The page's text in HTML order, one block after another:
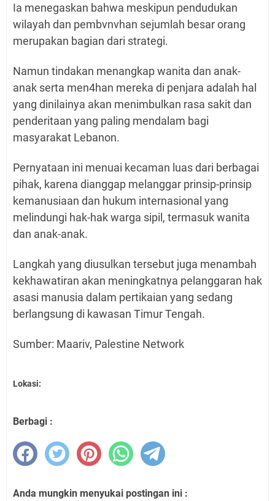
Ia menegaskan bahwa meskipun pendudukan
wilayah dan pembvnvhan sejumlah besar orang
merupakan bagian dari strategi.
Namun tindakan menangkap wanita dan anak-
anak serta men4han mereka di penjara adalah hal
yang dinilainya akan menimbulkan rasa sakit dan
penderitaan yang paling mendalam bagi
masyarakat Lebanon.
Pernyataan ini menuai kecaman luas dari berbagai
pihak, karena dianggap melanggar prinsip-prinsip
kemanusiaan dan hukum internasional yang
melindungi hak-hak warga sipil, termasuk wanita
dan anak-anak.
Langkah yang diusulkan tersebut juga menambah
kekhawatiran akan meningkatnya pelanggaran hak
asasi manusia dalam pertikaian yang sedang
berlangsung di kawasan Timur Tengah.
Sumber: Maariv, Palestine Network
Lokasi:
Berbagi :
Anda mungkin menyukai postingan ini :